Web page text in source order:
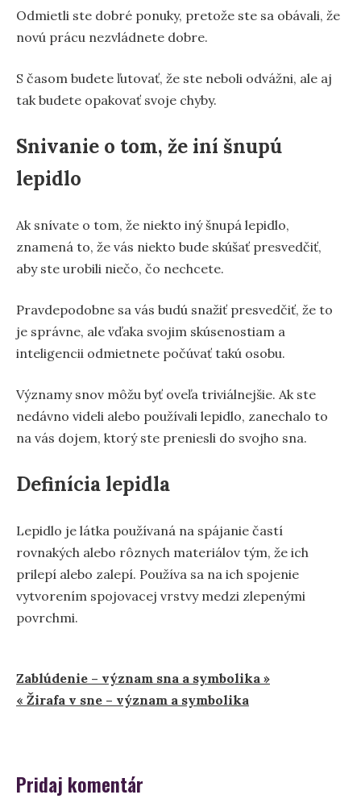
Odmietli ste dobré ponuky, pretože ste sa obávali, že
novú prácu nezvládnete dobre.
S časom budete ľutovať, že ste neboli odvážni, ale aj
tak budete opakovať svoje chyby.
Snivanie o tom, že iní šnupú
lepidlo
Ak snívate o tom, že niekto iný šnupá lepidlo,
znamená to, že vás niekto bude skúšať presvedčiť,
aby ste urobili niečo, čo nechcete.
Pravdepodobne sa vás budú snažiť presvedčiť, že to
je správne, ale vďaka svojim skúsenostiam a
inteligencii odmietnete počúvať takú osobu.
Významy snov môžu byť oveľa triviálnejšie. Ak ste
nedávno videli alebo používali lepidlo, zanechalo to
na vás dojem, ktorý ste preniesli do svojho sna.
Definícia lepidla
Lepidlo je látka používaná na spájanie častí
rovnakých alebo rôznych materiálov tým, že ich
prilepí alebo zalepí. Používa sa na ich spojenie
vytvorením spojovacej vrstvy medzi zlepenými
povrchmi.
Navigácia
v
Zablúdenie – význam sna a symbolika »
« Žirafa v sne – význam a symbolika
Pridaj komentár